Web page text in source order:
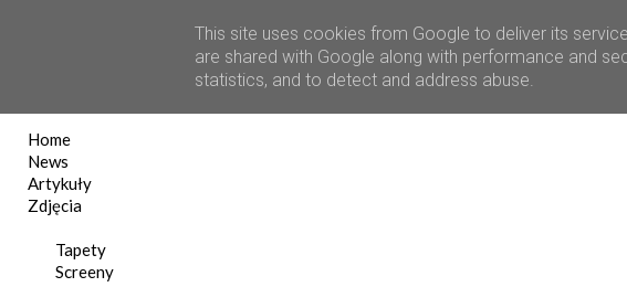
Home
News
Artykuły
Zdjęcia
Tapety
Screeny
This site uses cookies from Google to deliver its
are shared with Google along with performance and
statistics, and to detect and address abuse.